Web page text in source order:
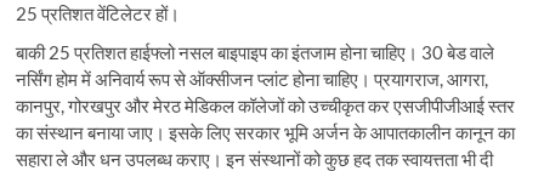
25 प्रतिशत वेंटिलेटर हों।
बाकी 25 प्रतिशत हाईफ्लो नसल बाइपाइप का इंतजाम होना चाहिए। 30 बेड वाले
नर्सिंग होम में अनिवार्य रूप से ऑक्सीजन प्लांट होना चाहिए। प्रयागराज, आगरा,
कानपुर, गोरखपुर और मेरठ मेडिकल कॉलेजों को उच्चीकृत कर एसजीपीजीआई स्तर
का संस्थान बनाया जाए। इसके लिए सरकार भूमि अर्जन के आपातकालीन कानून का
सहारा ले और धन उपलब्ध कराए। इन संस्थानों को कुछ हद तक स्वायत्तता भी दी